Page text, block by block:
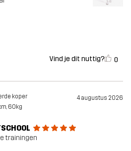
Vind je dit nuttig? 0
koper 4 augustus 2026
60kg
trainingen